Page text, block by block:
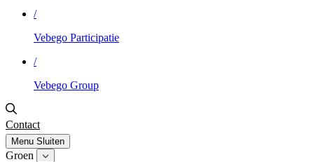
/
Vebego Participatie
/
Vebego Group
Contact
Menu Sluiten
Groen